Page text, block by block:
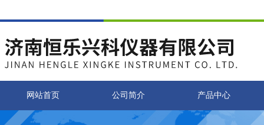
网站首页 公司简介 产品中心